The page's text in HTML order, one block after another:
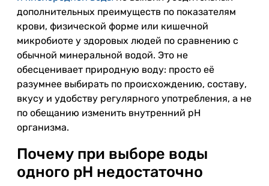
дополнительных преимуществ по показателям
крови, физической форме или кишечной
микробиоте у здоровых людей по сравнению с
обычной минеральной водой. Это не
обесценивает природную воду: просто её
разумнее выбирать по происхождению, составу,
вкусу и удобству регулярного употребления, а не
по обещанию изменить внутренний pH
организма.
Почему при выборе воды
одного pH недостаточно